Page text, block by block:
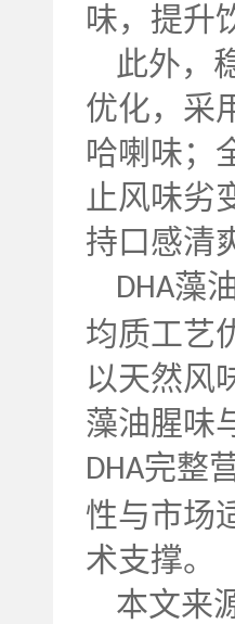
味，提升
此外，
优化，采
哈喇味；
止风味劣
持口感清
DHA藻
均质工艺
以天然风
藻油腥味
DHA完整
性与市场
术支撑。
本文来